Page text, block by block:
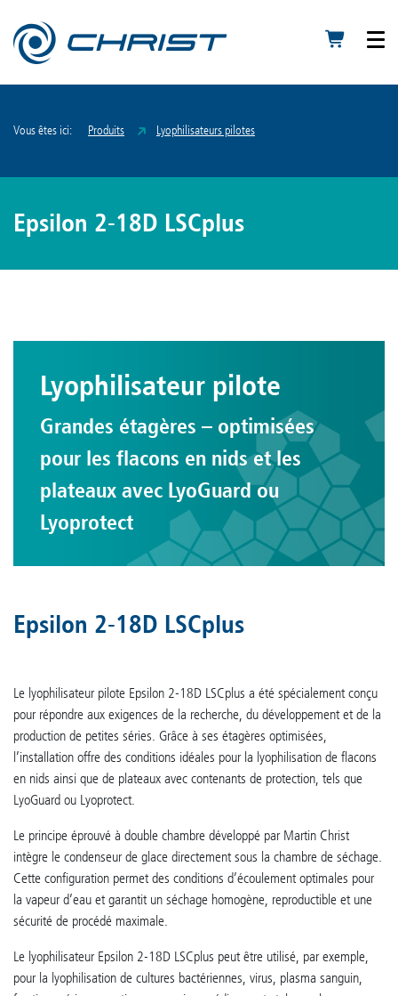
Vous êtes ici: Produits Lyophilisateurs pilotes
Epsilon 2-18D LSCplus
Lyophilisateur pilote
Grandes étagères – optimisées
pour les flacons en nids et les
plateaux avec LyoGuard ou
Lyoprotect
Epsilon 2-18D LSCplus
Le lyophilisateur pilote Epsilon 2-18D LSCplus a été spécialement conçu
pour répondre aux exigences de la recherche, du développement et de la
production de petites séries. Grâce à ses étagères optimisées,
l’installation offre des conditions idéales pour la lyophilisation de flacons
en nids ainsi que de plateaux avec contenants de protection, tels que
LyoGuard ou Lyoprotect.
Le principe éprouvé à double chambre développé par Martin Christ
intègre le condenseur de glace directement sous la chambre de séchage.
Cette configuration permet des conditions d’écoulement optimales pour
la vapeur d’eau et garantit un séchage homogène, reproductible et une
sécurité de procédé maximale.
Le lyophilisateur Epsilon 2-18D LSCplus peut être utilisé, par exemple,
pour la lyophilisation de cultures bactériennes, virus, plasma sanguin,